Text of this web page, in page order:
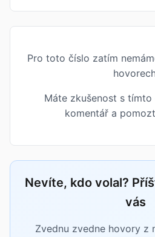
Pro toto číslo zatím
Máte zkušenost s tímto
komentář a
Nevíte, kdo volal?
vás
Zvednu zvedne hovory z